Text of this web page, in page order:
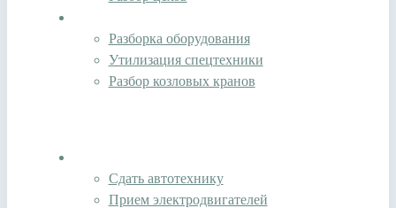
Разборка оборудования
Утилизация спецтехники
Разбор козловых кранов
Сдать автотехнику
Прием электродвигателей